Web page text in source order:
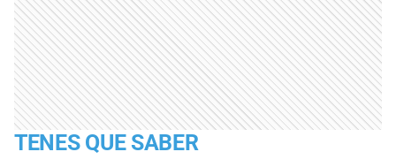
TENES QUE SABER